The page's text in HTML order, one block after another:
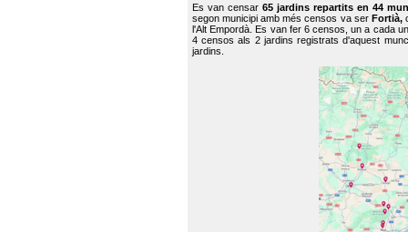
Es van censar65 jardins repartits en 44
segon municipi amb més censos va ser Fortià,
l'Alt Empordà. Es van fer 6 censos, un a cada
4 censos als 2 jardins registrats d'aquest
jardins.